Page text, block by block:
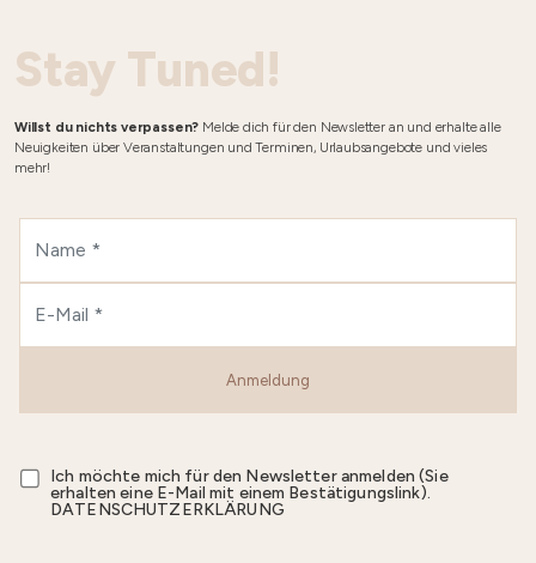
Stay Tuned!
Willst du nichts verpassen? Melde dich für den Newsletter an und erhalte alle
Neuigkeiten über Veranstaltungen und Terminen, Urlaubsangebote und vieles
mehr!
Anmeldung
Ich möchte mich für den Newsletter anmelden (Sie
erhalten eine E-Mail mit einem Bestätigungslink).
DATENSCHUTZERKLÄRUNG